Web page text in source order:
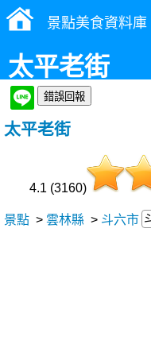
景點美食資料庫
太平老街
太平老街
4.1 (3160)
景點 > 雲林縣 > 斗六市